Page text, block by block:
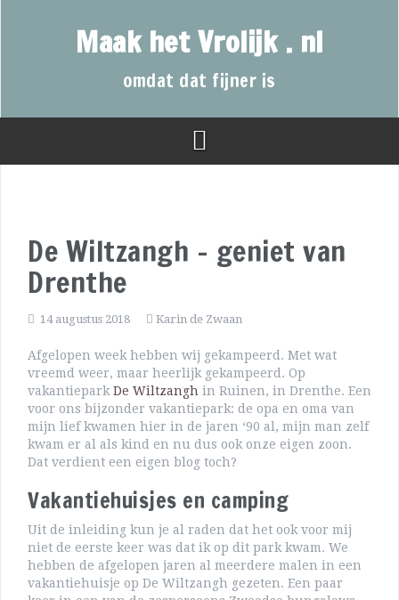
Maak het Vrolijk . nl
omdat dat fijner is
De Wiltzangh – geniet van
Drenthe
14 augustus 2018 Karin de Zwaan
Afgelopen week hebben wij gekampeerd. Met wat
vreemd weer, maar heerlijk gekampeerd. Op
vakantiepark De Wiltzangh in Ruinen, in Drenthe. Een
voor ons bijzonder vakantiepark: de opa en oma van
mijn lief kwamen hier in de jaren ‘90 al, mijn man zelf
kwam er al als kind en nu dus ook onze eigen zoon.
Dat verdient een eigen blog toch?
Vakantiehuisjes en camping
Uit de inleiding kun je al raden dat het ook voor mij
niet de eerste keer was dat ik op dit park kwam. We
hebben de afgelopen jaren al meerdere malen in een
vakantiehuisje op De Wiltzangh gezeten. Een paar